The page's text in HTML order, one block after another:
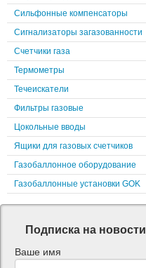
Сильфонные компенсаторы
Сигнализаторы загазованности
Счетчики газа
Термометры
Течеискатели
Фильтры газовые
Цокольные вводы
Ящики для газовых счетчиков
Газобаллонное оборудование
Газобаллонные установки GOK
Подписка на новости
Ваше имя